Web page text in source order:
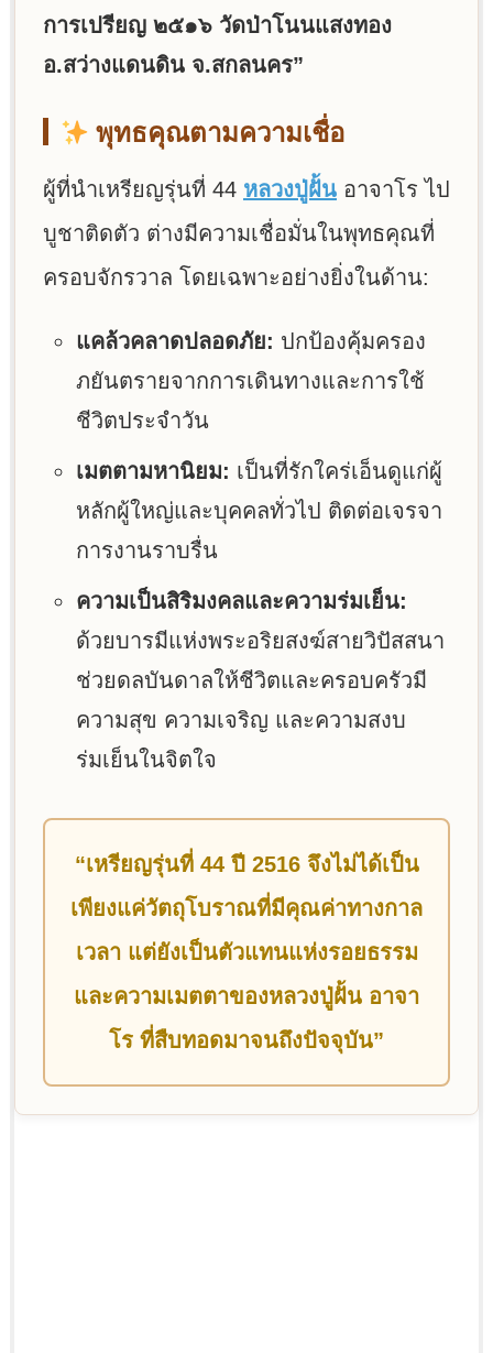
การเปรียญ ๒๕๑๖ วัดป่าโนนแสงทอง
อ.สว่างแดนดิน จ.สกลนคร”
พุทธคุณตามความเชื่อ
ผู้ที่นำเหรียญรุ่นที่ 44 หลวงปู่ฝั้น อาจาโร ไป
บูชาติดตัว ต่างมีความเชื่อมั่นในพุทธคุณที่
ครอบจักรวาล โดยเฉพาะอย่างยิ่งในด้าน:
แคล้วคลาดปลอดภัย: ปกป้องคุ้มครอง
ภยันตรายจากการเดินทางและการใช้
ชีวิตประจำวัน
เมตตามหานิยม: เป็นที่รักใคร่เอ็นดูแก่ผู้
หลักผู้ใหญ่และบุคคลทั่วไป ติดต่อเจรจา
การงานราบรื่น
ความเป็นสิริมงคลและความร่มเย็น:
ด้วยบารมีแห่งพระอริยสงฆ์สายวิปัสสนา
ช่วยดลบันดาลให้ชีวิตและครอบครัวมี
ความสุข ความเจริญ และความสงบ
ร่มเย็นในจิตใจ
“เหรียญรุ่นที่ 44 ปี 2516 จึงไม่ได้เป็น
เพียงแค่วัตถุโบราณที่มีคุณค่าทางกาล
เวลา แต่ยังเป็นตัวแทนแห่งรอยธรรม
และความเมตตาของหลวงปู่ฝั้น อาจา
โร ที่สืบทอดมาจนถึงปัจจุบัน”